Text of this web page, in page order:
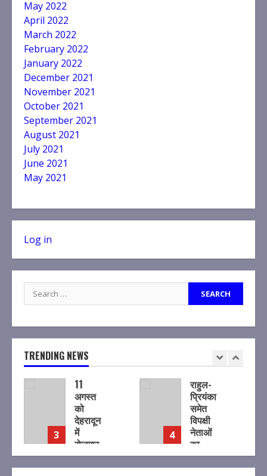
May 2022
April 2022
March 2022
February 2022
January 2022
December 2021
November 2021
October 2021
September 2021
August 2021
July 2021
June 2021
May 2021
Log in
Search
for:
TRENDING NEWS
3
11
अगस्त
को
देहरादून
में
रोजगार
मेला,
559
4
राहुल-
प्रियंका
समेत
विपक्षी
नेताओं
का
संसद
परिसर में